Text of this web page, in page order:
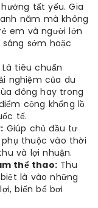
tất yếu. Gia
năm mà không
em và người lớn
sớm hoặc
Là tiêu chuẩn
nghiệm của du
đông hay trong
cộng khổng lồ
tế.
Giúp chủ đầu tư
thuộc vào thời
và lợi nhuận.
thể thao: Thu
là vào những
biến bể bơi